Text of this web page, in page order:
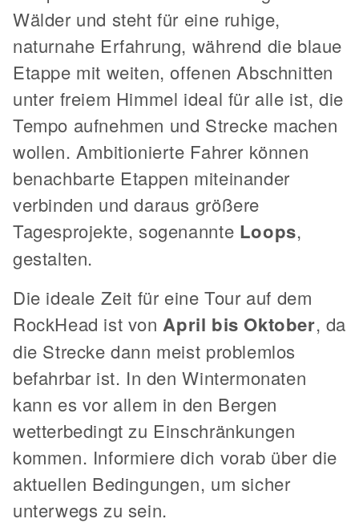
Wälder und steht für eine ruhige,
naturnahe Erfahrung, während die blaue
Etappe mit weiten, offenen Abschnitten
unter freiem Himmel ideal für alle ist, die
Tempo aufnehmen und Strecke machen
wollen. Ambitionierte Fahrer können
benachbarte Etappen miteinander
verbinden und daraus größere
Tagesprojekte, sogenannte Loops,
gestalten.
Die ideale Zeit für eine Tour auf dem
RockHead ist von April bis Oktober, da
die Strecke dann meist problemlos
befahrbar ist. In den Wintermonaten
kann es vor allem in den Bergen
wetterbedingt zu Einschränkungen
kommen. Informiere dich vorab über die
aktuellen Bedingungen, um sicher
unterwegs zu sein.